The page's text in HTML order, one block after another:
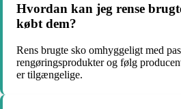
Hvordan kan jeg rense
købt dem?
Rens brugte sko omhyggeligt med
rengøringsprodukter og følg
er tilgængelige.